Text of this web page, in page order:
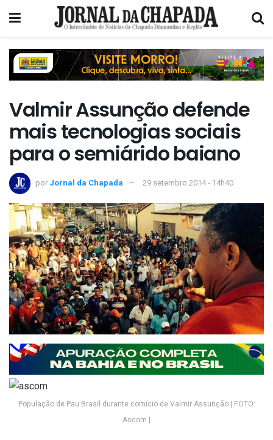
Valmir Assunção defende
mais tecnologias sociais
para o semiárido baiano
por Jornal da Chapada 29 setembro 2014 - 14h40
População de Pau Brasil durante comício de Valmir Assunção | FOTO:
Ascom |